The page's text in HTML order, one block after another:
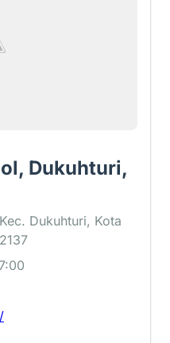
Dukuhturi,
Dukuhturi, Kota